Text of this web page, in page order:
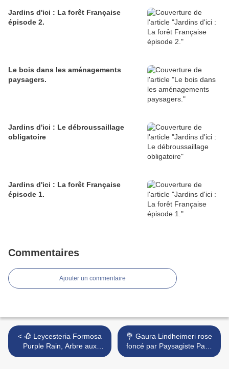
Jardins d'ici : La forêt Française
épisode 2.
Le bois dans les aménagements
paysagers.
Jardins d'ici : Le débroussaillage
obligatoire
Jardins d'ici : La forêt Française
épisode 1.
Commentaires
Ajouter un commentaire
< 🥀 Leycesteria Formosa
Purple Rain, Arbre aux
Faisans par Paysagiste
💐 Gaura Lindheimeri rose
foncé par Paysagiste Pays
Basque, Paysagiste